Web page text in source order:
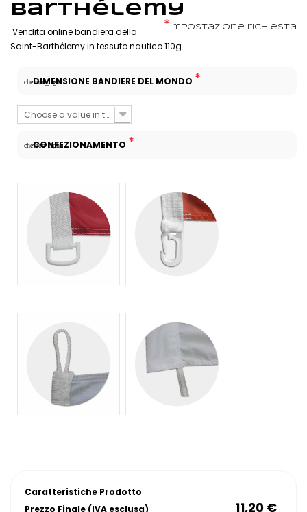
Barthélemy
* Impostazione richiesta
Vendita online bandiera della
Saint-Barthélemy in tessuto nautico 110g
chevron_right
DIMENSIONE BANDIERE DEL MONDO *
Choose a value in the list
chevron_right
CONFEZIONAMENTO *
Caratteristiche Prodotto
Prezzo Finale (IVA esclusa)
11,20 €